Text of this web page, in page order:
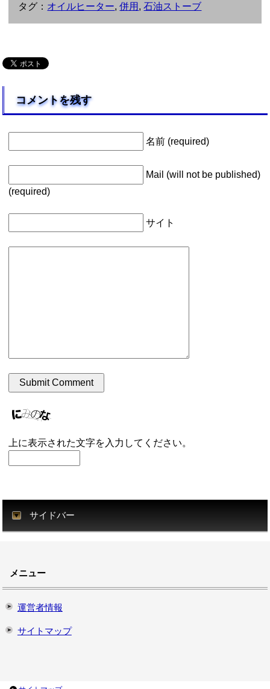
タグ： オイルヒーター,併用 ,石油ストーブ
コメントを残す
名前 (required)
Mail (will not be published)
(required)
サイト
上に表示された文字を入力してください。
サイドバー
メニュー
運営者情報
サイトマップ